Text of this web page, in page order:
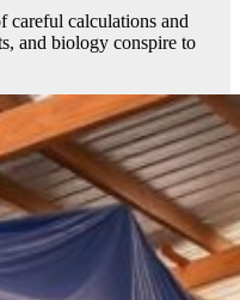
careful calculations and
and biology conspire to